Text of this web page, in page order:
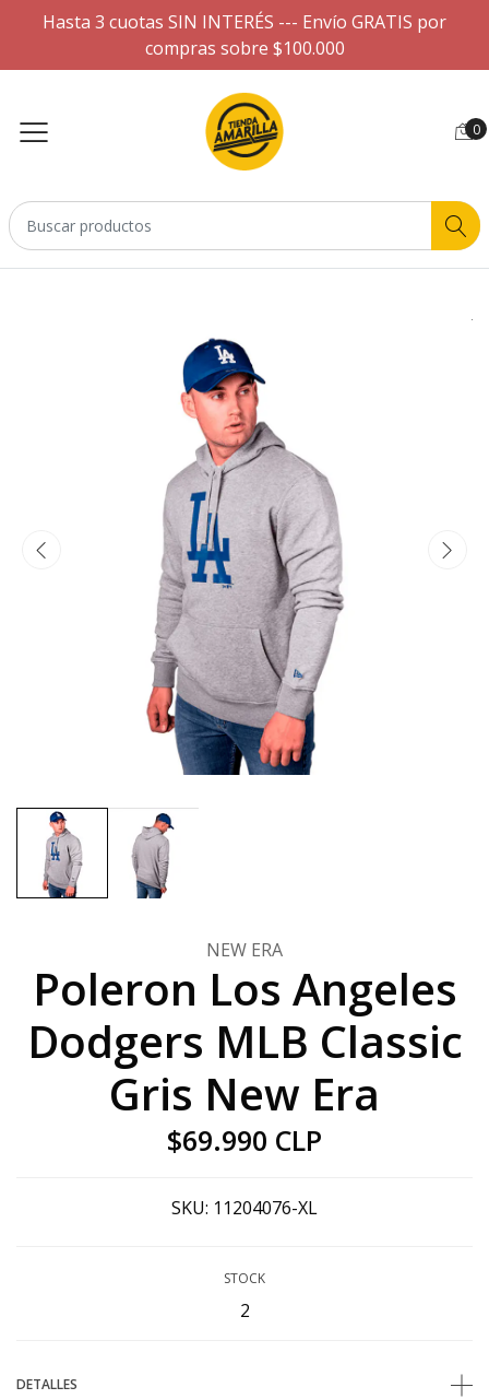
Hasta 3 cuotas SIN INTERÉS --- Envío GRATIS por
compras sobre $100.000
0
NEW ERA
Poleron Los Angeles
Dodgers MLB Classic
Gris New Era
$69.990 CLP
SKU: 11204076-XL
STOCK
2
DETALLES